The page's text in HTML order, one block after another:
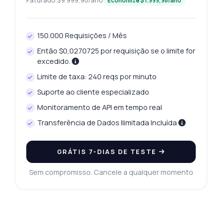
150.000 Requisições / Mês
Então $0,0270725 por requisição se o limite for
excedido.
Limite de taxa: 240 reqs por minuto
Suporte ao cliente especializado
Monitoramento de API em tempo real
Transferência de Dados Ilimitada Incluída
GRÁTIS 7-DIAS DE TESTE
Sem compromisso. Cancele a qualquer momento
Pergunte qualquer coisa
Olá! Pergunte qualquer coisa sobre
Captura de Insights de Palavras-chave API
— endpoints, preços, dicas de integração,
Como analiso várias palavras-chave?
Quais parâmetros preciso para a solicitação?